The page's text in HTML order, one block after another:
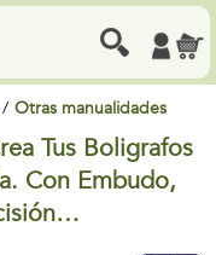
Otras manualidades
Tus Boligrafos
Con Embudo,